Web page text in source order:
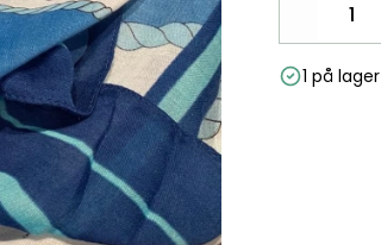
Decrease
1 på lager